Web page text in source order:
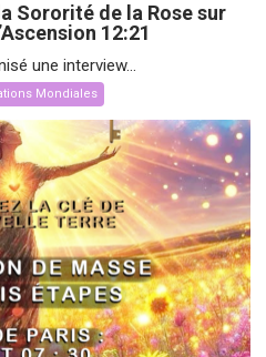
Sororité de la Rose sur
12:21
une interview...
Mondiales